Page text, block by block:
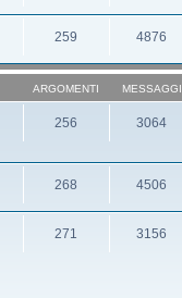
259 4876
ARGOMENTI MESSAGGI
256 3064
268 4506
271 3156